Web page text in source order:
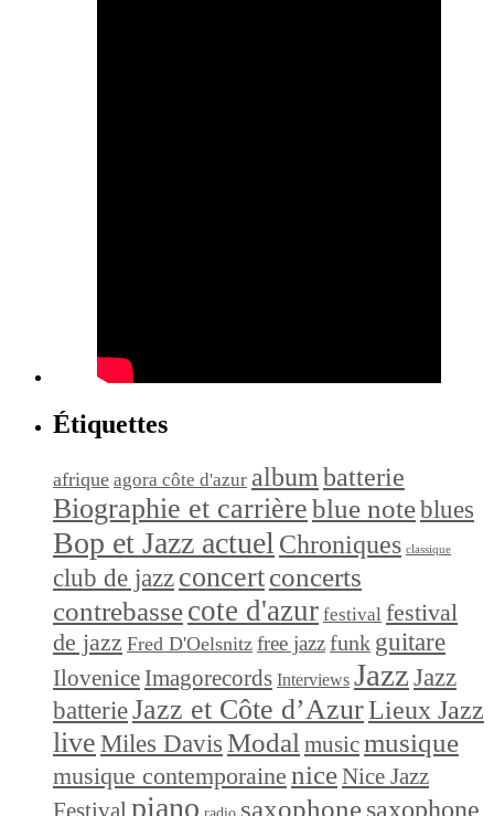
Étiquettes
afrique agora côte d'azur album batterie
Biographie et carrièreblue noteblues
Bop et Jazz actuel Chroniques classique
club de jazz concertconcerts
contrebassecote d'azur festival festival
de jazz Fred D'Oelsnitz free jazzfunk guitare
Ilovenice Imagorecords Interviews Jazz Jazz
batterieJazz et Côte d’AzurLieux Jazz
live Miles Davis Modal musicmusique
musique contemporaine niceNice Jazz
Festivalpiano saxophonesaxophone